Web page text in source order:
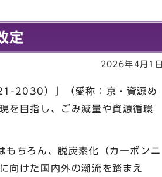
定
2026年4月1日
2030）」（愛称：京・資源め
を目指し、ごみ減量や資源循環
ちろん、脱炭素化（カーボンニ
向けた国内外の潮流を踏まえ